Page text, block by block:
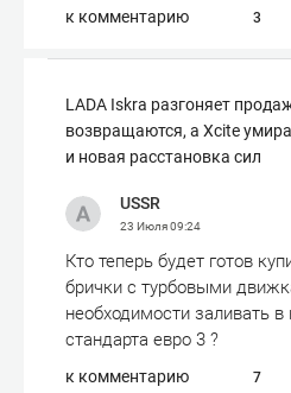
к комментарию 3
LADA Iskra разгоняет
возвращаются, а Xcite
и новая расстановка сил
USSR
23 Июля09:24
Кто теперь будет готов
брички с турбовыми
необходимости заливать в
стандарта евро 3 ?
к комментарию 7